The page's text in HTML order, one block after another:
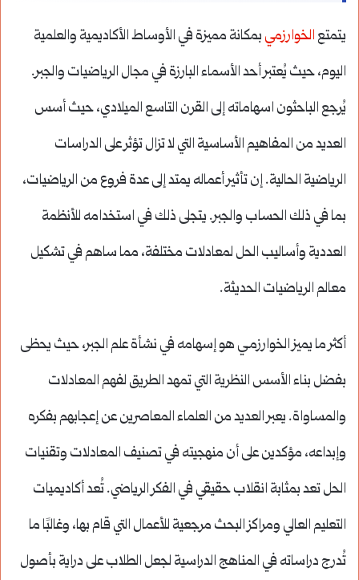
يتمتع الخوارزمي بمكانة مميزة في الأوساط الأكاديمية والعلمية
اليوم، حيث يُعتبر أحد الأسماء البارزة في مجال الرياضيات والجبر.
يُرجع الباحثون اسهاماته إلى القرن التاسع الميلادي، حيث أسس
العديد من المفاهيم الأساسية التي لا تزال تؤثر على الدراسات
الرياضية الحالية. إن تأثير أعماله يمتد إلى عدة فروع من الرياضيات،
بما في ذلك الحساب والجبر. يتجلى ذلك في استخدامه للأنظمة
العددية وأساليب الحل لمعادلات مختلفة، مما ساهم في تشكيل
معالم الرياضيات الحديثة.
أكثر ما يميز الخوارزمـي هو إسهامه في نشأة علم الجبر، حيث يحظى
بفضل بناء الأسس النظرية التي تمهد الطريق لفهم المعادلات
والمساواة. يعبر العديد من العلماء المعاصرين عن إعجابهم بفكره
وإبداعه، مؤكدين على أن منهجيته في تصنيف المعادلات وتقنيات
الحل تعد بمثابة انقلاب حقيقي في الفكر الرياضي. تُعد أكاديميات
التعليم العالي ومراكز البحث مرجعية للأعمال التي قام بها، وغالبًا ما
تُدرج دراساته في المناهج الدراسية لجعل الطلاب على دراية بأصول